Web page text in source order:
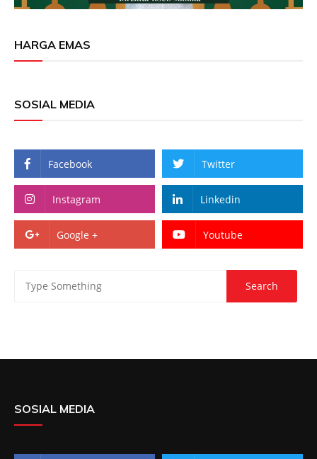
HARGA EMAS
SOSIAL MEDIA
Facebook Twitter
Instagram Linkedin
Google + Youtube
SOSIAL MEDIA